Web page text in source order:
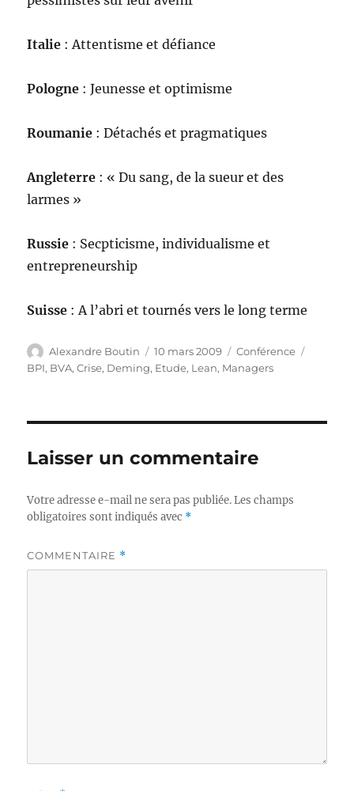
Italie : Attentisme et défiance
Pologne : Jeunesse et optimisme
Roumanie : Détachés et pragmatiques
Angleterre : « Du sang, de la sueur et des
larmes »
Russie : Secpticisme, individualisme et
entrepreneurship
Suisse : A l’abri et tournés vers le long terme
Auteur
Alexandre Boutin
Publié
le
10 mars 2009 Catégories
Conférence
BPI, BVA,Crise, Deming, Etude, Lean, Managers
Laisser un commentaire
Votre adresse e-mail ne sera pas publiée. Les champs
obligatoires sont indiqués avec *
COMMENTAIRE *